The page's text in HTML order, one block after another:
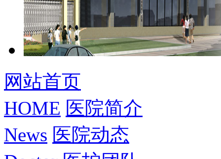
网站首页
HOME 医院简介
News 医院动态